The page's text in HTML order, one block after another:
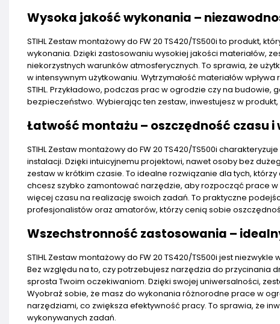
Wysoka jakość wykonania –
STIHL Zestaw montażowy do FW 20 TS420/TS500i to produkt,
wykonania. Dzięki zastosowaniu wysokiej jakości materiałów,
niekorzystnych warunków atmosferycznych. To sprawia, że
w intensywnym użytkowaniu. Wytrzymałość materiałów
STIHL. Przykładowo, podczas prac w ogrodzie czy na
bezpieczeństwo. Wybierając ten zestaw, inwestujesz w
Łatwość montażu – oszczędność czasu
STIHL Zestaw montażowy do FW 20 TS420/TS500i
instalacji. Dzięki intuicyjnemu projektowi, nawet osoby bez
zestaw w krótkim czasie. To idealne rozwiązanie dla tych,
chcesz szybko zamontować narzędzie, aby rozpocząć prace w
więcej czasu na realizację swoich zadań. To praktyczne
profesjonalistów oraz amatorów, którzy cenią sobie
Wszechstronność zastosowania –
STIHL Zestaw montażowy do FW 20 TS420/TS500i jest
Bez względu na to, czy potrzebujesz narzędzia do przycinania
sprosta Twoim oczekiwaniom. Dzięki swojej uniwersalności,
Wyobraź sobie, że masz do wykonania różnorodne prace w
narzędziami, co zwiększa efektywność pracy. To sprawia, że
wykonywanych zadań.